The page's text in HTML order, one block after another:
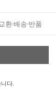
환·배송·반품
다.